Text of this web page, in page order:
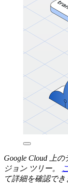
Google Cloud 上
ジョン ツリー。
て詳細を確認でき